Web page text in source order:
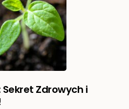
Zdrowych i